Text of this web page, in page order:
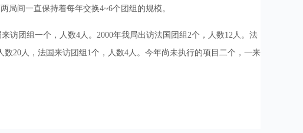
局间一直保持着每年交换4~6个团组的规模。
团组一个，人数4人。2000年我局出访法国团组2个，人数12人。法
20人，法国来访团组1个，人数4人。今年尚未执行的项目二个，一来